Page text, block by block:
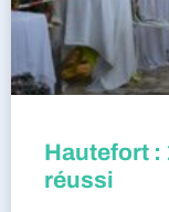
Hautefort :
réussi